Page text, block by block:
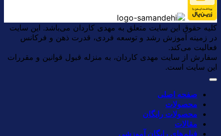
کلیه حقوق این سایت متعلق به مهدی کاردان می‌باشد. این سایت
در زمینه آموزش رشد و توسعه فردی، قدرت ذهن و فرکانس
فعالیت می‌کند.
سفارش از سایت مهدی کاردان، به منزله قبول قوانین و مقررات
این سایت است.
صفحه اصلی
محصولات
محصولات رایگان
مقالات
فیلم‌های رایگان آموزشی